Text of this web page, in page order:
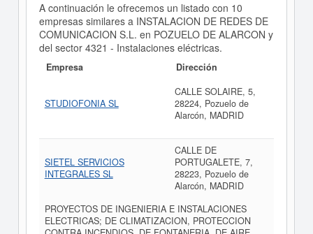
A continuación le ofrecemos un listado con 10
empresas similares a INSTALACION DE REDES DE
COMUNICACION S.L. en POZUELO DE ALARCON y
del sector 4321 - Instalaciones eléctricas.
Empresa Dirección
STUDIOFONIA SL
CALLE SOLAIRE, 5,
28224, Pozuelo de
Alarcón, MADRID
SIETEL SERVICIOS
INTEGRALES SL
CALLE DE
PORTUGALETE, 7,
28223, Pozuelo de
Alarcón, MADRID
PROYECTOS DE INGENIERIA E INSTALACIONES
ELECTRICAS; DE CLIMATIZACION, PROTECCION